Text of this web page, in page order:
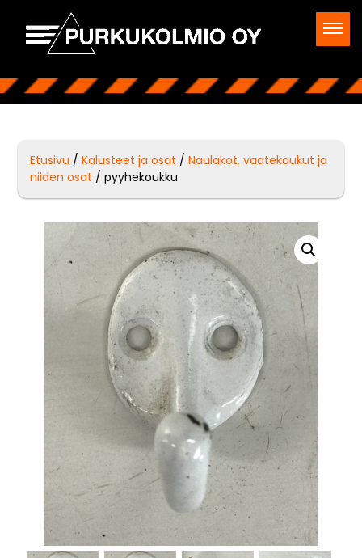
Etusivu /Kalusteet ja osat /Naulakot, vaatekoukut ja
niiden osat / pyyhekoukku